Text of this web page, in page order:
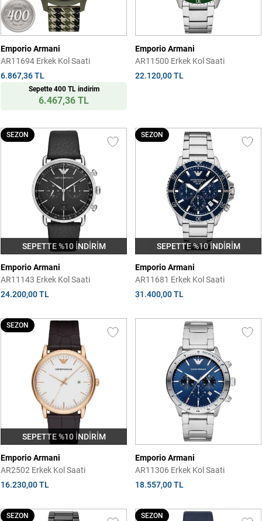
Emporio Armani
AR11694 Erkek Kol Saati
6.867,36 TL
Sepette 400 TL indirim
6.467,36 TL
Emporio Armani
AR11500 Erkek Kol Saati
22.120,00 TL
SEPETTE %10 İNDİRİM
SEZON
Emporio Armani
AR11143 Erkek Kol Saati
24.200,00 TL
SEPETTE %10 İNDİRİM
SEZON
Emporio Armani
AR11681 Erkek Kol Saati
31.400,00 TL
SEPETTE %10 İNDİRİM
SEZON
Emporio Armani
AR2502 Erkek Kol Saati
16.230,00 TL
Emporio Armani
AR11306 Erkek Kol Saati
18.557,00 TL
SEZON SEZON